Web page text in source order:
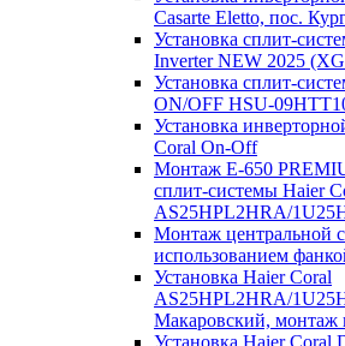
Casarte Eletto, пос.
Установка сплит-
Inverter NEW 2025
Установка сплит-
ON/OFF HSU-
Установка
Coral On-Off
Монтаж E-650
сплит-системы Haier
AS25HPL2HRA/
Монтаж центральной
использованием
Установка Haier Coral
AS25HPL2HRA/
Макаровский, монтаж
Установка Haier Coral